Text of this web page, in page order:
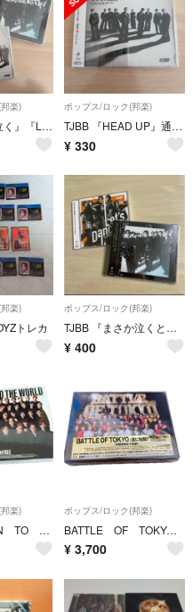
楽)
TJBB 『まさ泣く』『Let's Dance』『HEAD UP』通常盤セット
ポップス/ロック(邦楽)
TJBB 『HEAD UP』通常盤CD
¥ 330
楽)
トレカ
ポップス/ロック(邦楽)
TJBB 『まさか泣くとは思わなかった』『Let's Dance』通常盤セット
¥ 400
楽)
RISING SUN TO THE WORLD（初回生産限定盤／Blu-ray
ポップス/ロック(邦楽)
BATTLE OF TOKYO 〜ENTER THE Jr．EXILE〜（初回生
¥ 3,700